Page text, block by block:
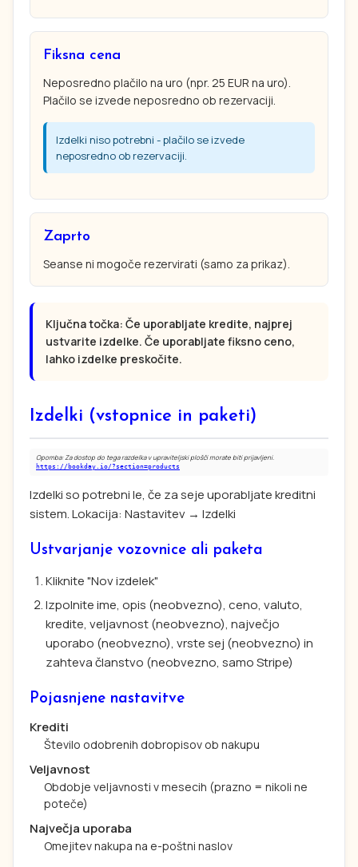
Fiksna cena
Neposredno plačilo na uro (npr. 25 EUR na uro).
Plačilo se izvede neposredno ob rezervaciji.
Izdelki niso potrebni - plačilo se izvede
neposredno ob rezervaciji.
Zaprto
Seanse ni mogoče rezervirati (samo za prikaz).
Ključna točka: Če uporabljate kredite, najprej
ustvarite izdelke. Če uporabljate fiksno ceno,
lahko izdelke preskočite.
Izdelki (vstopnice in paketi)
Opomba: Za dostop do tega razdelka v upraviteljski plošči morate biti prijavljeni.
https://bookday.io/?section=products
Izdelki so potrebni le, če za seje uporabljate kreditni
sistem. Lokacija: Nastavitev → Izdelki
Ustvarjanje vozovnice ali paketa
Kliknite "Nov izdelek"
Izpolnite ime, opis (neobvezno), ceno, valuto,
kredite, veljavnost (neobvezno), največjo
uporabo (neobvezno), vrste sej (neobvezno) in
zahteva članstvo (neobvezno, samo Stripe)
Pojasnjene nastavitve
Krediti
Število odobrenih dobropisov ob nakupu
Veljavnost
Obdobje veljavnosti v mesecih (prazno = nikoli ne
poteče)
Največja uporaba
Omejitev nakupa na e-poštni naslov